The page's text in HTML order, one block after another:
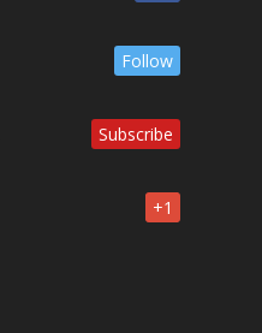
Follow
Subscribe
+1